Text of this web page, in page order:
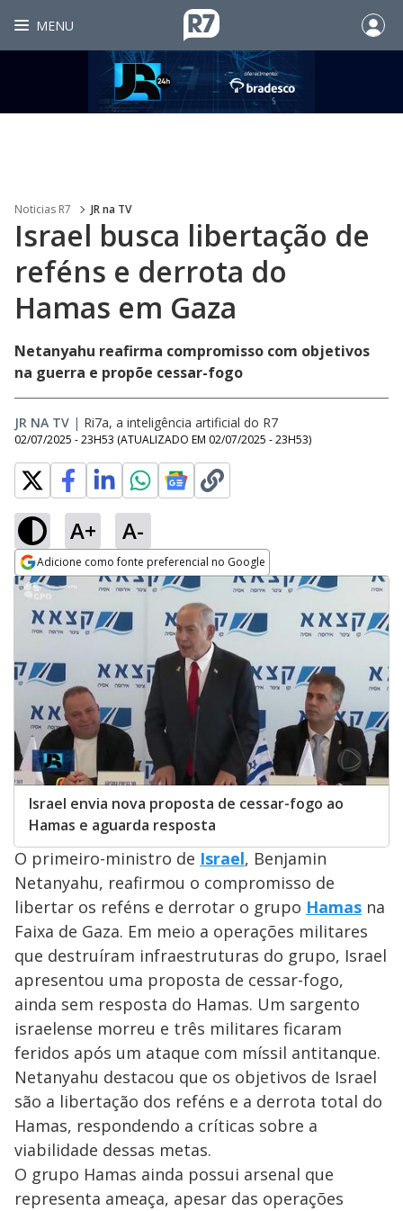
MENU
Noticias R7 JR na TV
Israel busca libertação de
reféns e derrota do
Hamas em Gaza
Netanyahu reafirma compromisso com objetivos
na guerra e propõe cessar-fogo
JR NA TV | Ri7a, a inteligência artificial do R7
02/07/2025 - 23H53 (ATUALIZADO EM 02/07/2025 - 23H53)
A+ A-
Adicione como fonte preferencial no Google
Opens in new window
Israel envia nova proposta de cessar-fogo ao
Hamas e aguarda resposta
O primeiro-ministro de Israel, Benjamin
Netanyahu, reafirmou o compromisso de
libertar os reféns e derrotar o grupo Hamas na
Faixa de Gaza. Em meio a operações militares
que destruíram infraestruturas do grupo, Israel
apresentou uma proposta de cessar-fogo,
ainda sem resposta do Hamas. Um sargento
israelense morreu e três militares ficaram
feridos após um ataque com míssil antitanque.
Netanyahu destacou que os objetivos de Israel
são a libertação dos reféns e a derrota total do
Hamas, respondendo a críticas sobre a
viabilidade dessas metas.
O grupo Hamas ainda possui arsenal que
representa ameaça, apesar das operações